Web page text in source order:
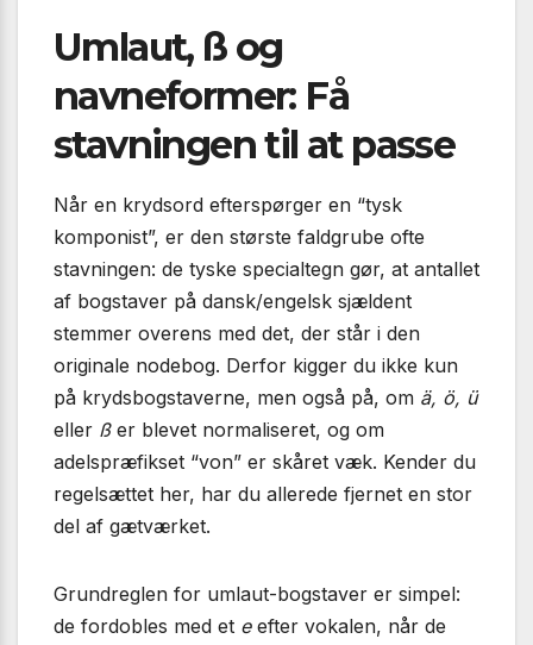
Umlaut, ß og
navneformer: Få
stavningen til at passe
Når en krydsord efterspørger en “tysk
komponist”, er den største faldgrube ofte
stavningen: de tyske specialtegn gør, at antallet
af bogstaver på dansk/engelsk sjældent
stemmer overens med det, der står i den
originale nodebog. Derfor kigger du ikke kun
på krydsbogstaverne, men også på, om ä, ö, ü
eller ßer blevet normaliseret, og om
adelspræfikset “von” er skåret væk. Kender du
regelsættet her, har du allerede fjernet en stor
del af gætværket.
Grundreglen for umlaut-bogstaver er simpel:
de fordobles med et eefter vokalen, når de